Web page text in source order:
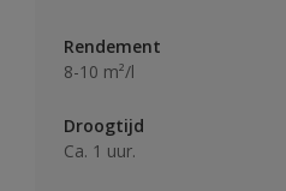
Rendement
8-10 m²/l
Droogtijd
Ca. 1 uur.